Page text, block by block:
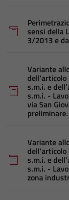
sensi della
3/2013 e
Variante
dell'articolo
s.m.i. e
s.m.i. -
via San
preliminare.
Variante
dell'articolo
s.m.i. e
s.m.i. -
zona